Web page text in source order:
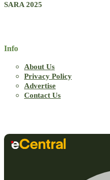
SARA 2025
Info
About Us
Privacy Policy
Advertise
Contact Us